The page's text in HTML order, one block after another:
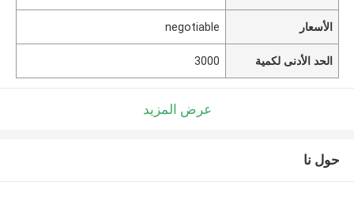
الأسعار negotiable
الحد الأدنى لكمية 3000
عرض المزيد
حول نا